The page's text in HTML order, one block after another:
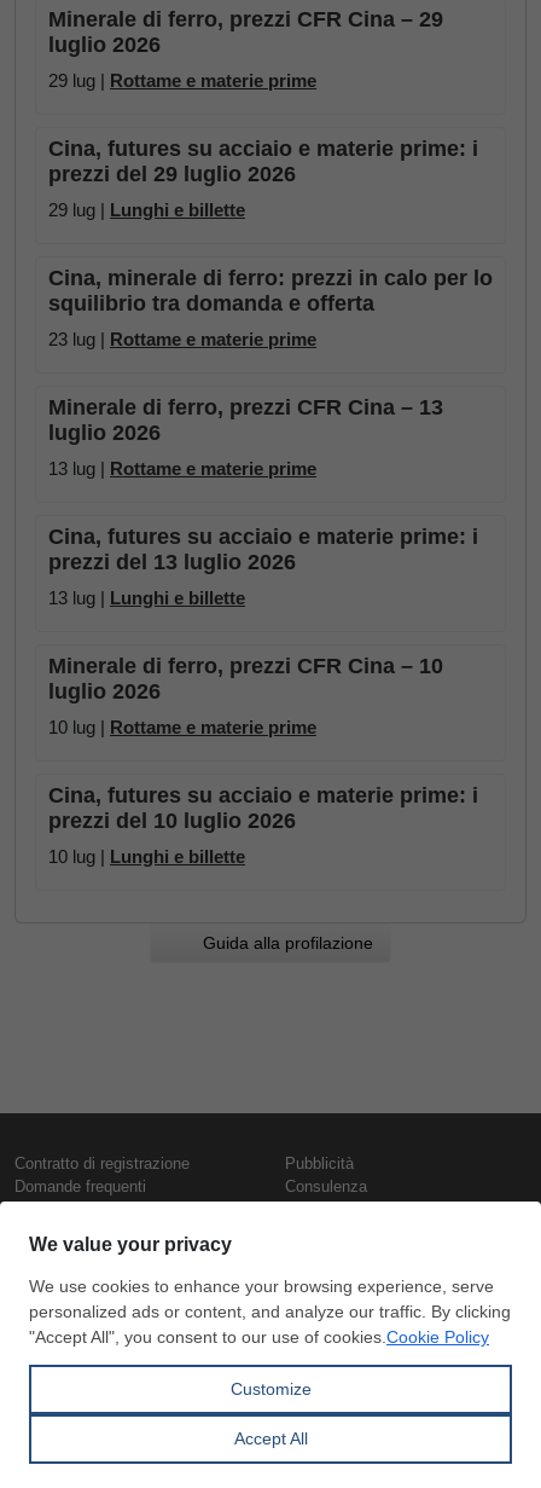
Minerale di ferro, prezzi CFR Cina – 29
luglio 2026
29 lug | Rottame e materie prime
Cina, futures su acciaio e materie prime: i
prezzi del 29 luglio 2026
29 lug | Lunghi e billette
Cina, minerale di ferro: prezzi in calo per lo
squilibrio tra domanda e offerta
23 lug | Rottame e materie prime
Minerale di ferro, prezzi CFR Cina – 13
luglio 2026
13 lug | Rottame e materie prime
Cina, futures su acciaio e materie prime: i
prezzi del 13 luglio 2026
13 lug | Lunghi e billette
Minerale di ferro, prezzi CFR Cina – 10
luglio 2026
10 lug | Rottame e materie prime
Cina, futures su acciaio e materie prime: i
prezzi del 10 luglio 2026
10 lug | Lunghi e billette
Guida alla profilazione
Contratto di registrazione
Domande frequenti
Presentazione
Contattaci
Termini di utilizzo
Politica di riservatezza
Pubblicità
Consulenza
Prezzi e indici
Prezzi giornalieri rottame
Marketplace Inc.
Tutti i diritti riservati